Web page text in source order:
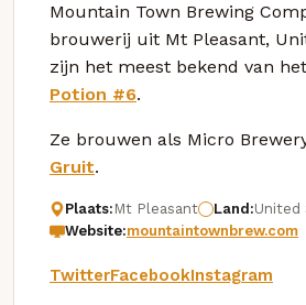
Mountain Town Brewing
brouwerij uit Mt Pleasant,
zijn het meest bekend van
Potion #6.
Ze brouwen als Micro
Gruit.
Plaats: Mt Pleasant Land:United
Website:mountaintownbrew.com
TwitterFacebookInstagram